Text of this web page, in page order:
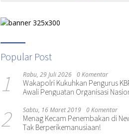
Popular Post
1 Rabu, 29 Juli 2026 0 Komentar
Wakapolri Kukuhkan Pengurus
Awali Penguatan Organisasi
2 Sabtu, 16 Maret 2019 0 Komentar
Menag Kecam Penembakan di
Tak Berperikemanusiaan!